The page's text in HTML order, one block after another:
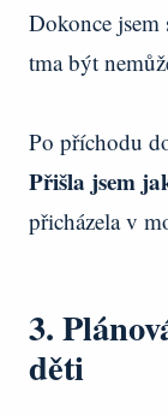
Dokonce jsem
tma být
Po příchodu
Přišla jsem
přicházela v
3.
děti